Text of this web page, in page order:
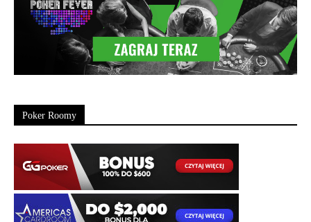
Poker Roomy